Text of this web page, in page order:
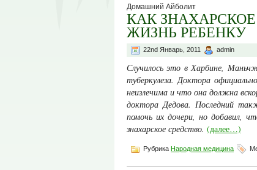
Домашний Айболит
КАК
ЖИЗНЬ РЕБЕНКУ
22nd Январь, 2011 admin
Случилось это в Харбине,
туберкулеза. Доктора
неизлечима и что она должна
доктора Дедова. Последний
помочь их дочери, но добавил,
знахарское средство. (далее…)
Рубрика Народная медицина